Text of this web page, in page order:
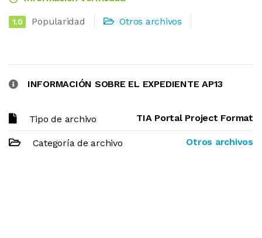
1.0 Popularidad Otros archivos
INFORMACIÓN SOBRE EL EXPEDIENTE AP13
Tipo de archivo TIA Portal Project Format
Categoría de archivo Otros archivos